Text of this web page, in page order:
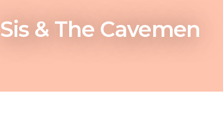
Sis & The Cavemen